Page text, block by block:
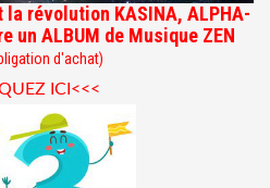
révolution KASINA, ALPHA-
un ALBUM de Musique ZEN
d'achat)
ICI<<<